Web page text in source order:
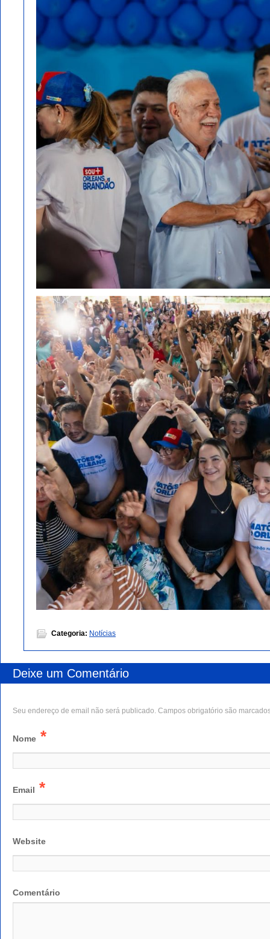
Categoria: Notícias
Deixe um Comentário
Seu endereço de email não será publicado. Campos obrigatório são
Nome *
Email *
Website
Comentário